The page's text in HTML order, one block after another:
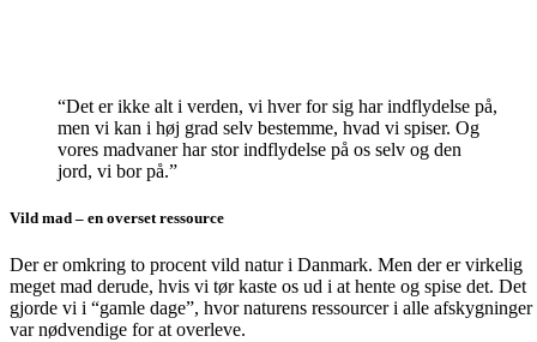
“Det er ikke alt i verden, vi hver for sig har indflydelse på,
men vi kan i høj grad selv bestemme, hvad vi spiser. Og
vores madvaner har stor indflydelse på os selv og den
jord, vi bor på.”
Vild mad – en overset ressource
Der er omkring to procent vild natur i Danmark. Men der er virkelig
meget mad derude, hvis vi tør kaste os ud i at hente og spise det. Det
gjorde vi i “gamle dage”, hvor naturens ressourcer i alle afskygninger
var nødvendige for at overleve.